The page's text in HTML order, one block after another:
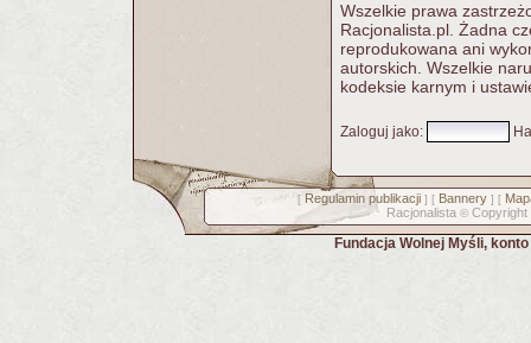
Wszelkie prawa
Racjonalista.pl. Żadna
reprodukowana ani
autorskich. Wszelkie
kodeksie karnym i
Zaloguj jako:
[ Regulamin publikacji] [ Bannery] [
Racjonalista © Copyright
Fundacja Wolnej Myśli,